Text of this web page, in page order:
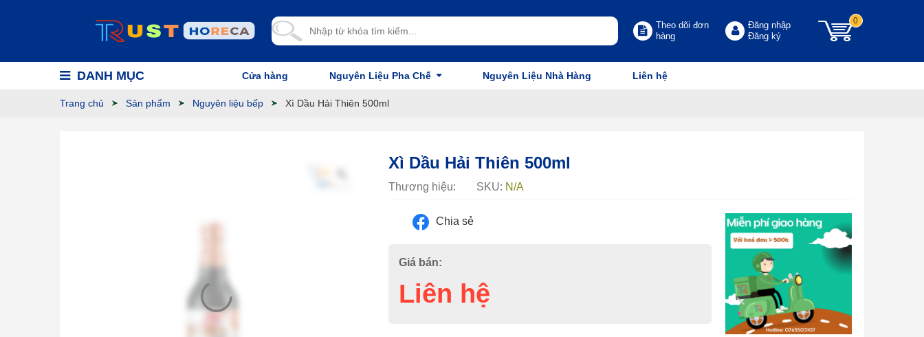
Theo dõi đơn
hàng
Đăng nhập
Đăng ký
0
DANH MỤC Cửa hàng Nguyên Liệu Pha Chế Nguyên Liệu Nhà Hàng Liên hệ
Trang chủ Sản phẩm Nguyên liệu bếp Xì Dầu Hải Thiên 500ml
Xì Dầu Hải Thiên 500ml
Thương hiệu: SKU: N/A
Chia sẻ
Giá bán:
Liên hệ